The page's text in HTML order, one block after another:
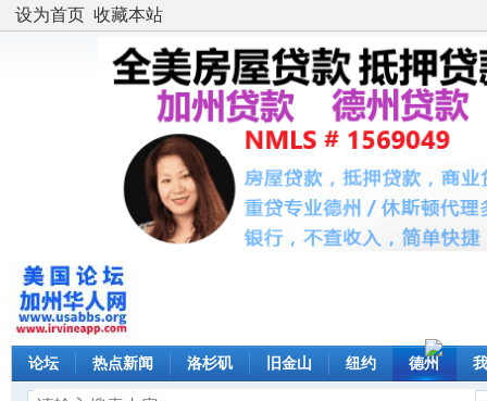
设为首页 收藏本站
论坛 热点新闻 洛杉矶 旧金山 纽约 德州